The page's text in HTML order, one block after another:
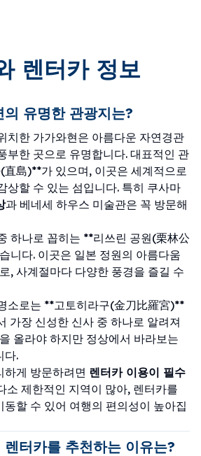
렌터카 정보
유명한 관광지는?
치한 가가와현은 아름다운 자연경관
부한 곳으로 유명합니다. 대표적인 관
島)**가 있으며, 이곳은 세계적으로
상할 수 있는 섬입니다. 특히 쿠사마
과 베네세 하우스 미술관은 꼭 방문해
하나로 꼽히는 **리쓰린 공원(栗林公
니다. 이곳은 일본 정원의 아름다움
, 사계절마다 다양한 풍경을 즐길 수
소로는 **고토히라구(金刀比羅宮)**
가장 신성한 신사 중 하나로 알려져
올라야 하지만 정상에서 바라보는
다.
하게 방문하려면 렌터카 이용이 필수
소 제한적인 지역이 많아, 렌터카를
할 수 있어 여행의 편의성이 높아집
터카를 추천하는 이유는?